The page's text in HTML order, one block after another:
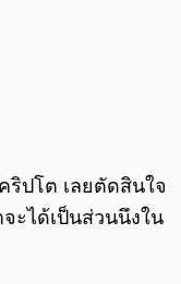
ปโต เลยตัดสินใจ
ะได้เป็นส่วนนึงใน